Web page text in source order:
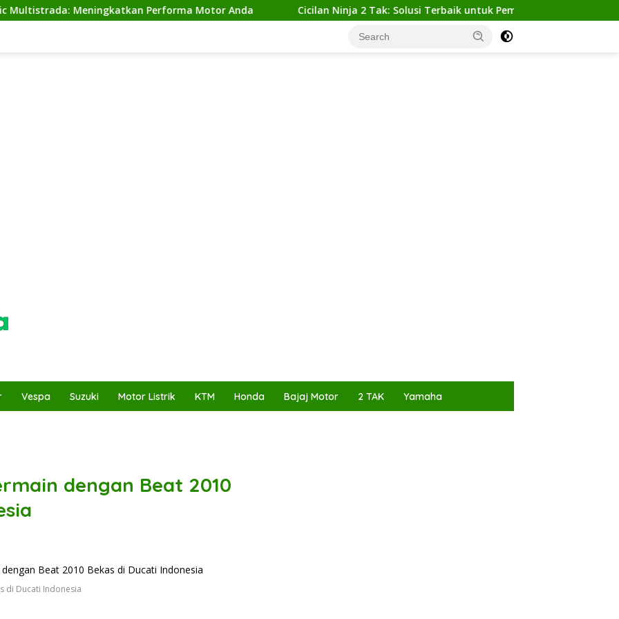
Meningkatkan Performa Motor Anda Cicilan Ninja 2 Tak: Solusi Terbaik untuk Pemula yang Ingin Tampil Gagah
Vespa Suzuki Motor Listrik KTM Honda Bajaj Motor 2 TAK Yamaha
dengan Beat 2010
di Ducati Indonesia